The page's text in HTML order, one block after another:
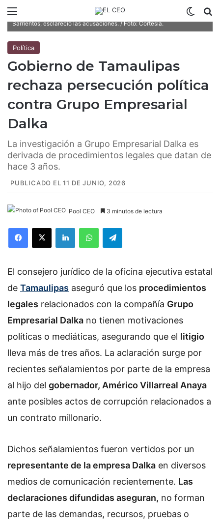
El consejero estatal de Tamaulipas, Marco Antonio García
Barrientos, esclareció las acusaciones. / Foto: Cortesía.
Política
Gobierno de Tamaulipas
rechaza persecución política
contra Grupo Empresarial
Dalka
La investigación a Grupo Empresarial Dalka es
derivada de procedimientos legales que datan de
hace 3 años.
PUBLICADO EL 11 DE JUNIO, 2026
Pool CEO 3 minutos de lectura
El consejero jurídico de la oficina ejecutiva estatal
de Tamaulipas aseguró que los procedimientos
legales relacionados con la compañía Grupo
Empresarial Dalka no tienen motivaciones
políticas o mediáticas, asegurando que el litigio
lleva más de tres años. La aclaración surge por
recientes señalamientos por parte de la empresa
al hijo del gobernador, Américo Villarreal Anaya
ante posibles actos de corrupción relacionados a
un contrato millonario.
Dichos señalamientos fueron vertidos por un
representante de la empresa Dalka en diversos
medios de comunicación recientemente. Las
declaraciones difundidas aseguran, no forman
parte de las demandas, recursos, pruebas o